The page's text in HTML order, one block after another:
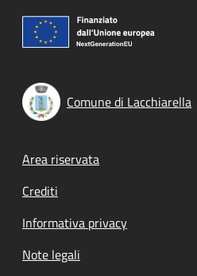
Comune di Lacchiarella
Footer menu
Area riservata
Crediti
Informativa privacy
Note legali